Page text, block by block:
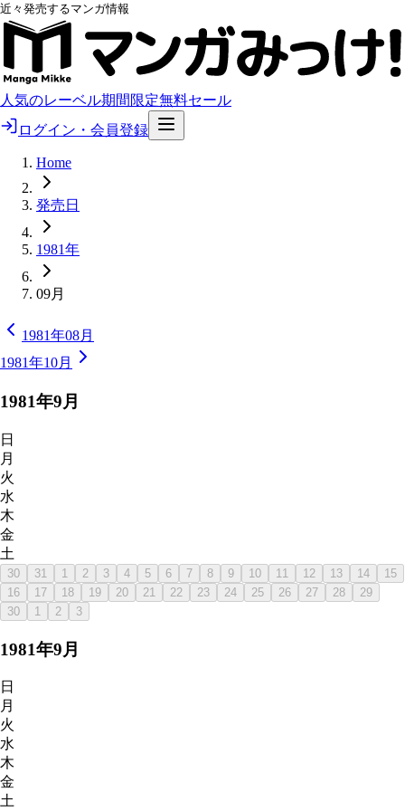
近々発売するマンガ情報
人気のレーベル期間限定無料セール
ログイン・会員登録
Home
発売日
1981年
09月
1981年08月
1981年10月
1981年9月
日
月
火
水
木
金
土
30 31 1 2 3 4 5 6 7 8 9 10 11 12 13 14
15
16
17 18 19 20 21 22 23 24 25 26 27 28
29
30
1 2 3
1981年9月
日
月
火
水
木
金
土